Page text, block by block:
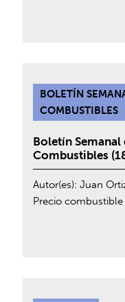
BOLETÍN
COMBUSTIBLES
Boletín Semanal
Combustibles
Autor(es):Juan
Precio combustible